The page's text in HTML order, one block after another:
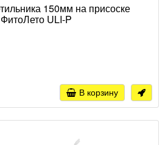
150мм на присоске
ULI-P
В корзину